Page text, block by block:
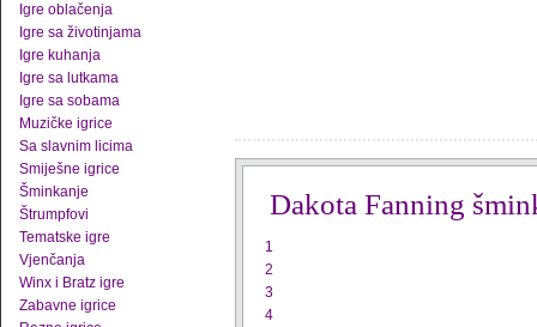
Igre oblačenja
Igre sa životinjama
Igre kuhanja
Igre sa lutkama
Igre sa sobama
Muzičke igrice
Sa slavnim licima
Smiješne igrice
Šminkanje
Štrumpfovi
Tematske igre
Vjenčanja
Winx i Bratz igre
Zabavne igrice
Dakota Fanning
1
2
3
4